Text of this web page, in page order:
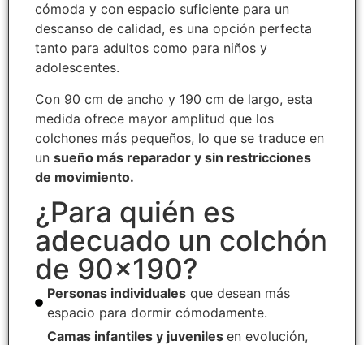
cómoda y con espacio suficiente para un
descanso de calidad, es una opción perfecta
tanto para adultos como para niños y
adolescentes.
Con 90 cm de ancho y 190 cm de largo, esta
medida ofrece mayor amplitud que los
colchones más pequeños, lo que se traduce en
un sueño más reparador y sin restricciones
de movimiento.
¿Para quién es
adecuado un colchón
de 90x190?
Personas individuales que desean más
espacio para dormir cómodamente.
Camas infantiles y juveniles en evolución,